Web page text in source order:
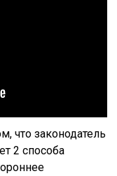
что законодатель
2 способа